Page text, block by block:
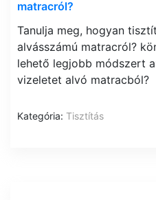
matracról?
Tanulja meg, hogyan
alvásszámú matracról?
lehető legjobb módszert
vizeletet alvó matracból?
Kategória: Tisztítás